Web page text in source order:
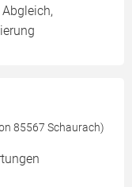
85567 Schaurach)